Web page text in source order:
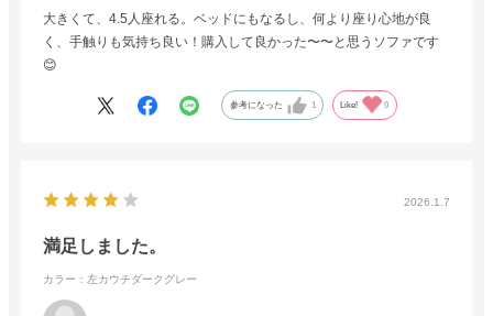
大きくて、4.5人座れる。ベッドにもなるし、何より座り心地が良
く、手触りも気持ち良い！購入して良かった〜〜と思うソファです
😊
参考になった 1 Like! 0
2026.1.7
満足しました。
カラー：左カウチダークグレー